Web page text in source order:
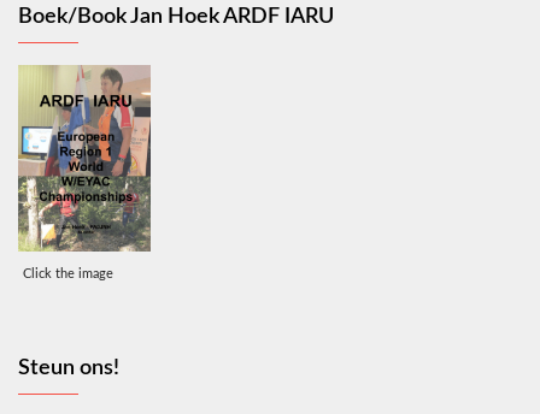
Boek/Book Jan Hoek ARDF IARU
Click the image
Steun ons!